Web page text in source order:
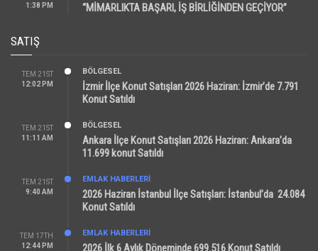
1:38 PM
“MİMARLIKTA BAŞARI, İŞ BİRLİĞİNDEN GEÇİYOR”
SATIŞ
TEM 21ST
12:02 PM
BÖLGESEL
İzmir İlçe Konut Satışları 2026 Haziran: İzmir’de 7.791
Konut Satıldı
TEM 21ST
11:11 AM
BÖLGESEL
Ankara İlçe Konut Satışları 2026 Haziran: Ankara’da
11.699 konut Satıldı
TEM 21ST
9:40 AM
EMLAK HABERLERI
2026 Haziran İstanbul İlçe Satışları: İstanbul’da 24.084
Konut Satıldı
TEM 17TH
12:44 PM
EMLAK HABERLERI
2026 İlk 6 Aylık Döneminde 699.516 Konut Satıldı